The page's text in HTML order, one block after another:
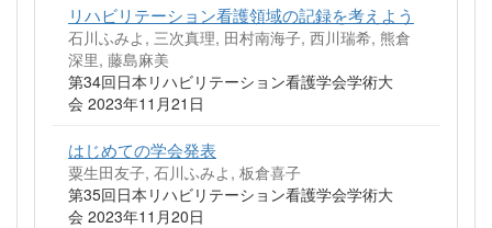
リハビリテーション看護領域の記録を考えよう
石川ふみよ, 三次真理, 田村南海子, 西川瑞希, 熊倉
深里, 藤島麻美
第34回日本リハビリテーション看護学会学術大
会 2023年11月21日
はじめての学会発表
粟生田友子, 石川ふみよ, 板倉喜子
第35回日本リハビリテーション看護学会学術大
会 2023年11月20日